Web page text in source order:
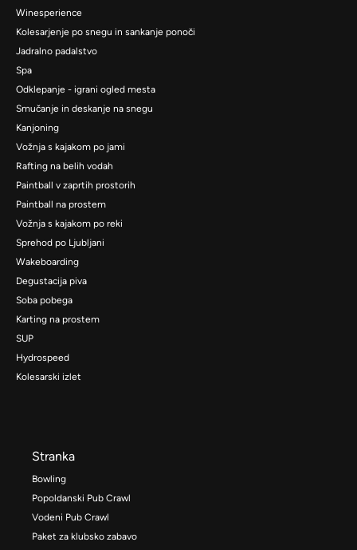
Winesperience
Kolesarjenje po snegu in sankanje ponoči
Jadralno padalstvo
Spa
Odklepanje - igrani ogled mesta
Smučanje in deskanje na snegu
Kanjoning
Vožnja s kajakom po jami
Rafting na belih vodah
Paintball v zaprtih prostorih
Paintball na prostem
Vožnja s kajakom po reki
Sprehod po Ljubljani
Wakeboarding
Degustacija piva
Soba pobega
Karting na prostem
SUP
Hydrospeed
Kolesarski izlet
Stranka
Bowling
Popoldanski Pub Crawl
Vodeni Pub Crawl
Paket za klubsko zabavo